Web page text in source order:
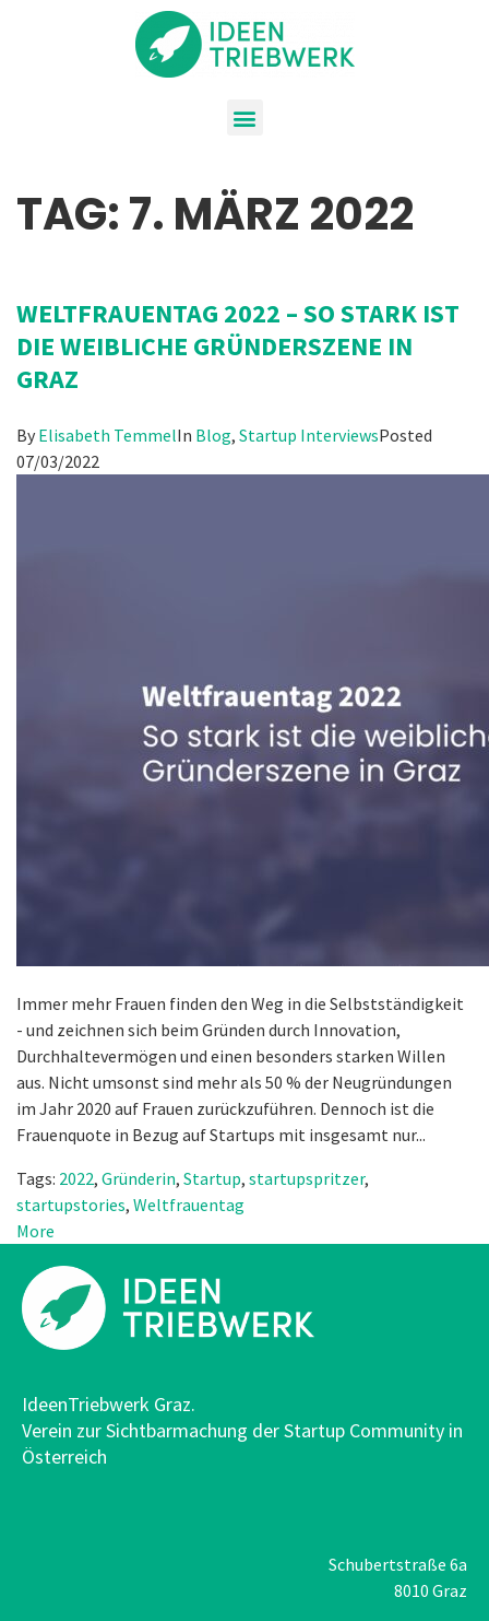
TAG:7. MÄRZ 2022
WELTFRAUENTAG 2022 – SO STARK IST
DIE WEIBLICHE GRÜNDERSZENE IN
GRAZ
By Elisabeth TemmelIn Blog, Startup InterviewsPosted
07/03/2022
Immer mehr Frauen finden den Weg in die Selbstständigkeit
- und zeichnen sich beim Gründen durch Innovation,
Durchhaltevermögen und einen besonders starken Willen
aus. Nicht umsonst sind mehr als 50 % der Neugründungen
im Jahr 2020 auf Frauen zurückzuführen. Dennoch ist die
Frauenquote in Bezug auf Startups mit insgesamt nur...
Tags: 2022, Gründerin, Startup, startupspritzer,
startupstories, Weltfrauentag
More
IdeenTriebwerk Graz.
Verein zur Sichtbarmachung der Startup Community in
Österreich
Schubertstraße 6a
8010 Graz